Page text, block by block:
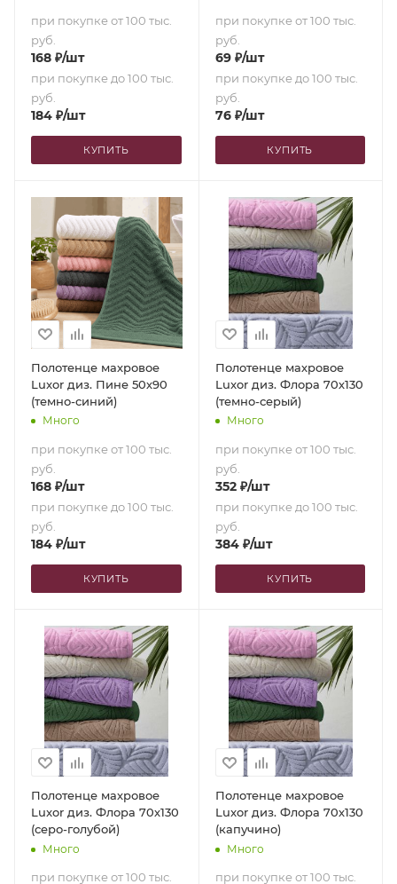
при покупке от 100 тыс.
руб.
168 ₽/шт
при покупке до 100 тыс.
руб.
184 ₽/шт
КУПИТЬ
при покупке от 100 тыс.
руб.
69₽/шт
при покупке до 100 тыс.
руб.
76₽/шт
КУПИТЬ
Полотенце махровое
Luxor диз. Пине 50х90
(темно-синий)
Много
при покупке от 100 тыс.
руб.
168 ₽/шт
при покупке до 100 тыс.
руб.
184 ₽/шт
КУПИТЬ
Полотенце махровое
Luxor диз. Флора 70х130
(темно-серый)
Много
при покупке от 100 тыс.
руб.
352₽/шт
при покупке до 100 тыс.
руб.
384₽/шт
КУПИТЬ
Полотенце махровое
Luxor диз. Флора 70х130
(серо-голубой)
Много
при покупке от 100 тыс.
Полотенце махровое
Luxor диз. Флора 70х130
(капучино)
Много
при покупке от 100 тыс.